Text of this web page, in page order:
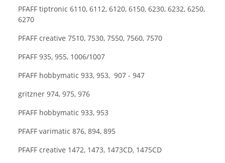
PFAFF tiptronic 6110, 6112, 6120, 6150, 6230, 6232, 6250,
6270
PFAFF creative 7510, 7530, 7550, 7560, 7570
PFAFF 935, 955, 1006/1007
PFAFF hobbymatic 933, 953, 907 - 947
gritzner 974, 975, 976
PFAFF hobbymatic 933, 953
PFAFF varimatic 876, 894, 895
PFAFF creative 1472, 1473, 1473CD, 1475CD